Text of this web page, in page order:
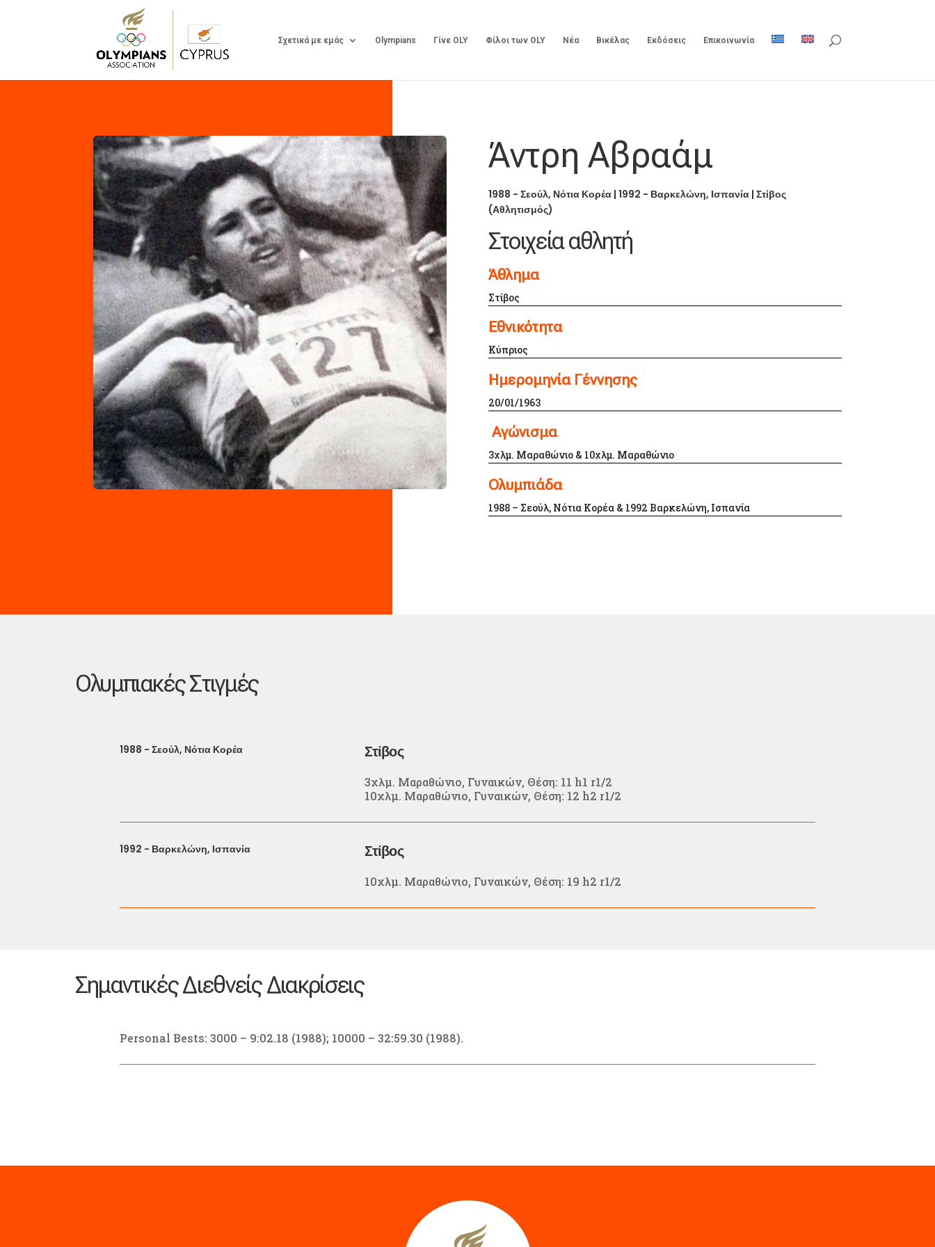
Σχετικά με εμάς Olympians Γίνε OLY Φίλοι των OLY Νέα Βικέλας Εκδόσεις Επικοινωνία
Άντρη Αβραάμ
1988 - Σεούλ, Νότια Κορέα| 1992 - Βαρκελώνη, Ισπανία| Στίβος
(Αθλητισμός)
Στοιχεία αθλητή
Άθλημα
Στίβος
Εθνικότητα
Κύπριος
Ημερομηνία Γέννησης
20/01/1963
Αγώνισμα
3χλμ. Μαραθώνιο & 10χλμ. Μαραθώνιο
Ολυμπιάδα
1988 – Σεούλ, Νότια Κορέα & 1992 Βαρκελώνη, Ισπανία
Ολυμπιακές Στιγμές
1988 - Σεούλ, Νότια Κορέα Στίβος
3χλμ. Μαραθώνιο, Γυναικών, Θέση: 11 h1 r1/2
10χλμ. Μαραθώνιο, Γυναικών, Θέση: 12 h2 r1/2
1992 - Βαρκελώνη, Ισπανία Στίβος
10χλμ. Μαραθώνιο, Γυναικών, Θέση: 19 h2 r1/2
Σημαντικές Διεθνείς Διακρίσεις
Personal Bests: 3000 – 9:02.18 (1988); 10000 – 32:59.30 (1988).